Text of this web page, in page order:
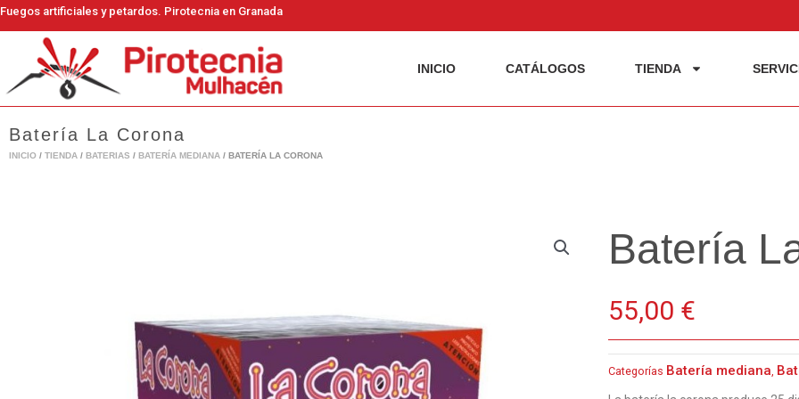
Ir
al
contenido
Fuegos artificiales y petardos. Pirotecnia en Granada
INICIO CATÁLOGOS TIENDA
Batería La Corona
INICIO / TIENDA / BATERIAS / BATERÍA MEDIANA / BATERÍA LA CORONA
Batería
55,00 €
Categorías Batería mediana